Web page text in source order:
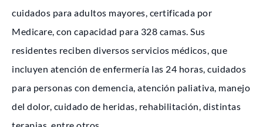
cuidados para adultos mayores, certificada por
Medicare, con capacidad para 328 camas. Sus
residentes reciben diversos servicios médicos, que
incluyen atención de enfermería las 24 horas, cuidados
para personas con demencia, atención paliativa, manejo
del dolor, cuidado de heridas, rehabilitación, distintas